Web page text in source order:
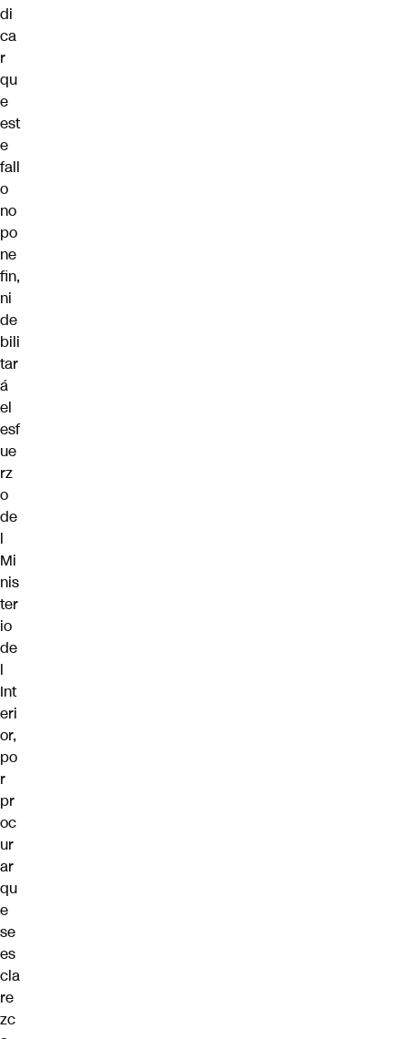
di
ca
r
qu
e
est
e
fall
o
no
po
ne
fin,
ni
de
bili
tar
á
el
esf
ue
rz
o
de
l
Mi
nis
ter
io
de
l
Int
eri
or,
po
r
pr
oc
ur
ar
qu
e
se
es
cla
re
zc